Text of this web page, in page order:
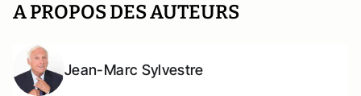
A PROPOS DES AUTEURS
Jean-Marc Sylvestre